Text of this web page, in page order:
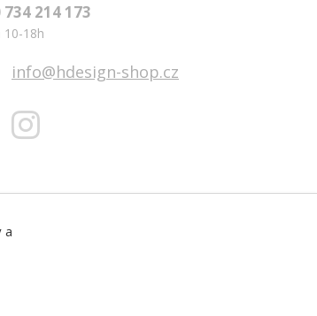
734 214 173
10-18h
info@hdesign-shop.cz
a